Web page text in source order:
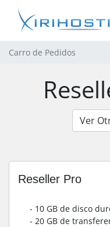
Carro de Pedidos
Ver
Reseller Pro
- 10 GB de disco
- 20 GB de